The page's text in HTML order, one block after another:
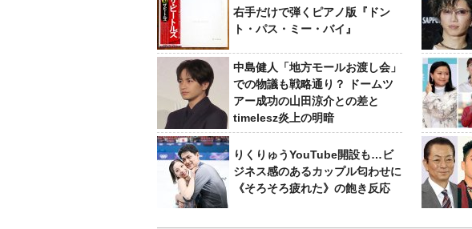
右手だけで弾くピアノ版『ドン
ト・パス・ミー・バイ』
中島健人「地方モールお渡し会」
での物議も戦略通り？ ドームツ
アー成功の山田涼介との差と
timelesz炎上の明暗
りくりゅうYouTube開設も…ビ
ジネス感のあるカップル匂わせに
《そろそろ疲れた》の飽き反応